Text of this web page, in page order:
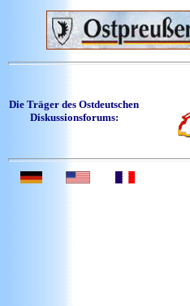
Die Träger des Ostdeutschen
Diskussionsforums: